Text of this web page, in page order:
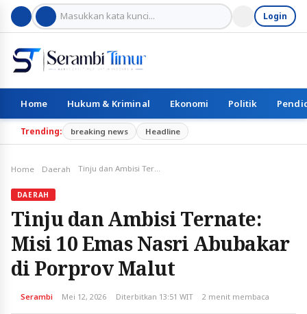
Login
Home Hukum & Kriminal Ekonomi Politik
Trending: breaking news Headline
Home Daerah Tinju dan Ambisi Ternate: Misi 10 Emas Nasri Abubakar di Porprov Malut
DAERAH
Tinju dan Ambisi Ternate:
Misi 10 Emas Nasri Abubakar
di Porprov Malut
Serambi Mei 12, 2026 Diterbitkan 13:51 WIT 2 menit membaca